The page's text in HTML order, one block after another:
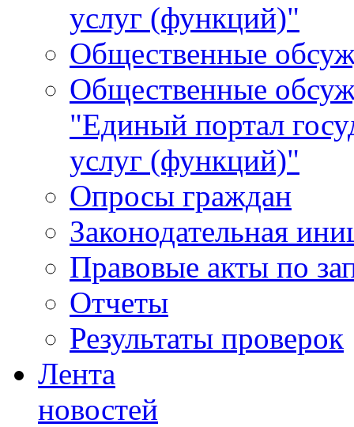
услуг (функций)"
Общественные
Общественные
"Единый портал
услуг (функций)"
Опросы граждан
Законодательная
Правовые акты по
Отчеты
Результаты проверок
Лента
новостей